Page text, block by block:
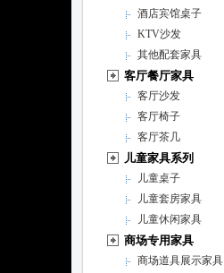
酒店宾馆桌子
KTV沙发
其他配套家具
客厅餐厅家具
客厅沙发
客厅椅子
客厅茶几
儿童家具系列
儿童桌子
儿童套房家具
儿童休闲家具
商场专用家具
商场道具展示家具